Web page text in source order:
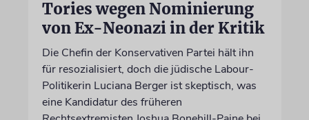
Tories wegen Nominierung
von Ex-Neonazi in der Kritik
Die Chefin der Konservativen Partei hält ihn
für resozialisiert, doch die jüdische Labour-
Politikerin Luciana Berger ist skeptisch, was
eine Kandidatur des früheren